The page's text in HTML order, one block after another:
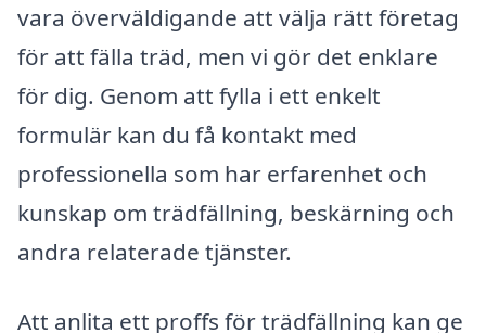
vara överväldigande att välja rätt företag
för att fälla träd, men vi gör det enklare
för dig. Genom att fylla i ett enkelt
formulär kan du få kontakt med
professionella som har erfarenhet och
kunskap om trädfällning, beskärning och
andra relaterade tjänster.
Att anlita ett proffs för trädfällning kan ge